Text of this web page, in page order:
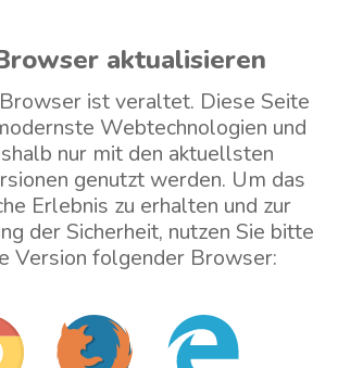
aktualisieren
ist veraltet. Diese Seite
Webtechnologien und
nur mit den aktuellsten
genutzt werden. Um das
Erlebnis zu erhalten und zur
der Sicherheit, nutzen Sie bitte
Version folgender Browser: